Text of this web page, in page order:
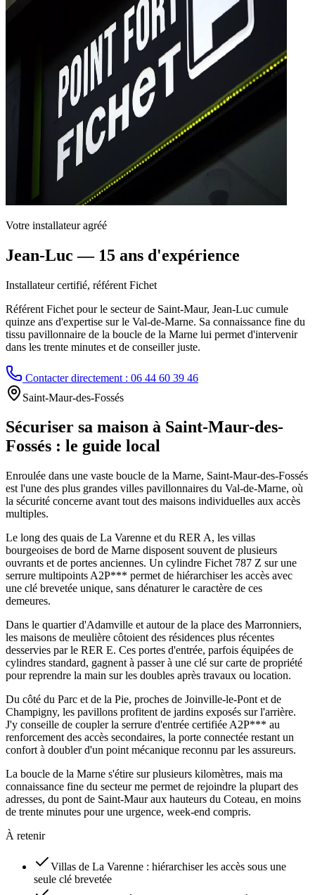
Votre installateur agréé
Jean-Luc — 15 ans d'expérience
Installateur certifié, référent Fichet
Référent Fichet pour le secteur de Saint-Maur, Jean-Luc cumule
quinze ans d'expertise sur le Val-de-Marne. Sa connaissance fine du
tissu pavillonnaire de la boucle de la Marne lui permet d'intervenir
dans les trente minutes et de conseiller juste.
Contacter directement : 06 44 60 39 46
Saint-Maur-des-Fossés
Sécuriser sa maison à Saint-Maur-des-
Fossés : le guide local
Enroulée dans une vaste boucle de la Marne, Saint-Maur-des-Fossés
est l'une des plus grandes villes pavillonnaires du Val-de-Marne, où
la sécurité concerne avant tout des maisons individuelles aux accès
multiples.
Le long des quais de La Varenne et du RER A, les villas
bourgeoises de bord de Marne disposent souvent de plusieurs
ouvrants et de portes anciennes. Un cylindre Fichet 787 Z sur une
serrure multipoints A2P*** permet de hiérarchiser les accès avec
une clé brevetée unique, sans dénaturer le caractère de ces
demeures.
Dans le quartier d'Adamville et autour de la place des Marronniers,
les maisons de meulière côtoient des résidences plus récentes
desservies par le RER E. Ces portes d'entrée, parfois équipées de
cylindres standard, gagnent à passer à une clé sur carte de propriété
pour reprendre la main sur les doubles après travaux ou location.
Du côté du Parc et de la Pie, proches de Joinville-le-Pont et de
Champigny, les pavillons profitent de jardins exposés sur l'arrière.
J'y conseille de coupler la serrure d'entrée certifiée A2P*** au
renforcement des accès secondaires, la porte connectée restant un
confort à doubler d'un point mécanique reconnu par les assureurs.
La boucle de la Marne s'étire sur plusieurs kilomètres, mais ma
connaissance fine du secteur me permet de rejoindre la plupart des
adresses, du pont de Saint-Maur aux hauteurs du Coteau, en moins
de trente minutes pour une urgence, week-end compris.
À retenir
Villas de La Varenne : hiérarchiser les accès sous une
seule clé brevetée